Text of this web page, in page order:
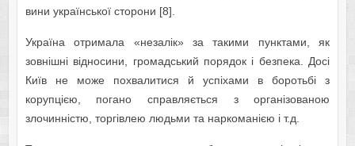
вини української сторони [8].
Україна отримала «незалік» за такими пунктами, як
зовнішні відносини, громадський порядок і безпека. Досі
Київ не може похвалитися й успіхами в боротьбі з
корупцією, погано справляється з організованою
злочинністю, торгівлею людьми та наркоманією і т.д.